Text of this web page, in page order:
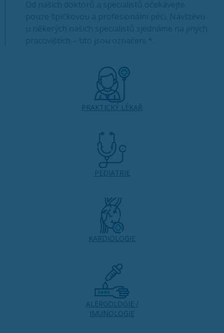
PRAKTICKÝ LÉKAŘ
PEDIATRIE
KARDIOLOGIE
ALERGOLOGIE /
IMUNOLOGIE